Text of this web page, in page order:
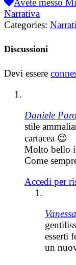
Avete messo
Narrativa
Categories:
Discussioni
Devi essere
Daniele
stile
cartacea 😉
Molto bello i
Come
Accedi per
Vanessa
esserti
un